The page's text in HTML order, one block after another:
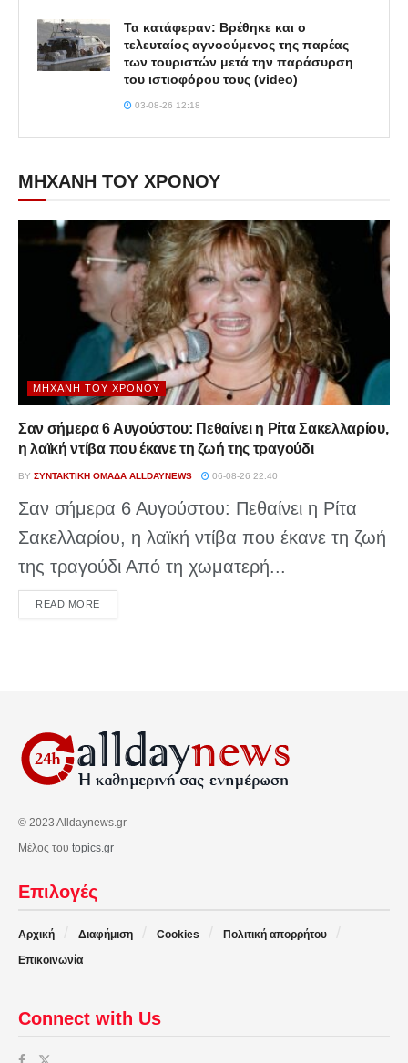
Τα κατάφεραν: Βρέθηκε και ο
τελευταίος αγνοούμενος της παρέας
των τουριστών μετά την παράσυρση
του ιστιοφόρου τους (video)
03-08-26 12:18
ΜΗΧΑΝΗ ΤΟΥ ΧΡΟΝΟΥ
ΜΗΧΑΝΉ ΤΟΥ ΧΡΌΝΟΥ
Σαν σήμερα 6 Αυγούστου: Πεθαίνει η Ρίτα Σακελλαρίου,
η λαϊκή ντίβα που έκανε τη ζωή της τραγούδι
BY ΣΥΝΤΑΚΤΙΚΉ ΟΜΆΔΑ ALLDAYNEWS 06-08-26 22:40
Σαν σήμερα 6 Αυγούστου: Πεθαίνει η Ρίτα
Σακελλαρίου, η λαϊκή ντίβα που έκανε τη ζωή
της τραγούδι Από τη χωματερή...
READ MOREDETAILS
© 2023 Alldaynews.gr
Μέλος του topics.gr
Επιλογές
Αρχική Διαφήμιση Cookies
Πολιτική απορρήτου
Επικοινωνία
Connect with Us